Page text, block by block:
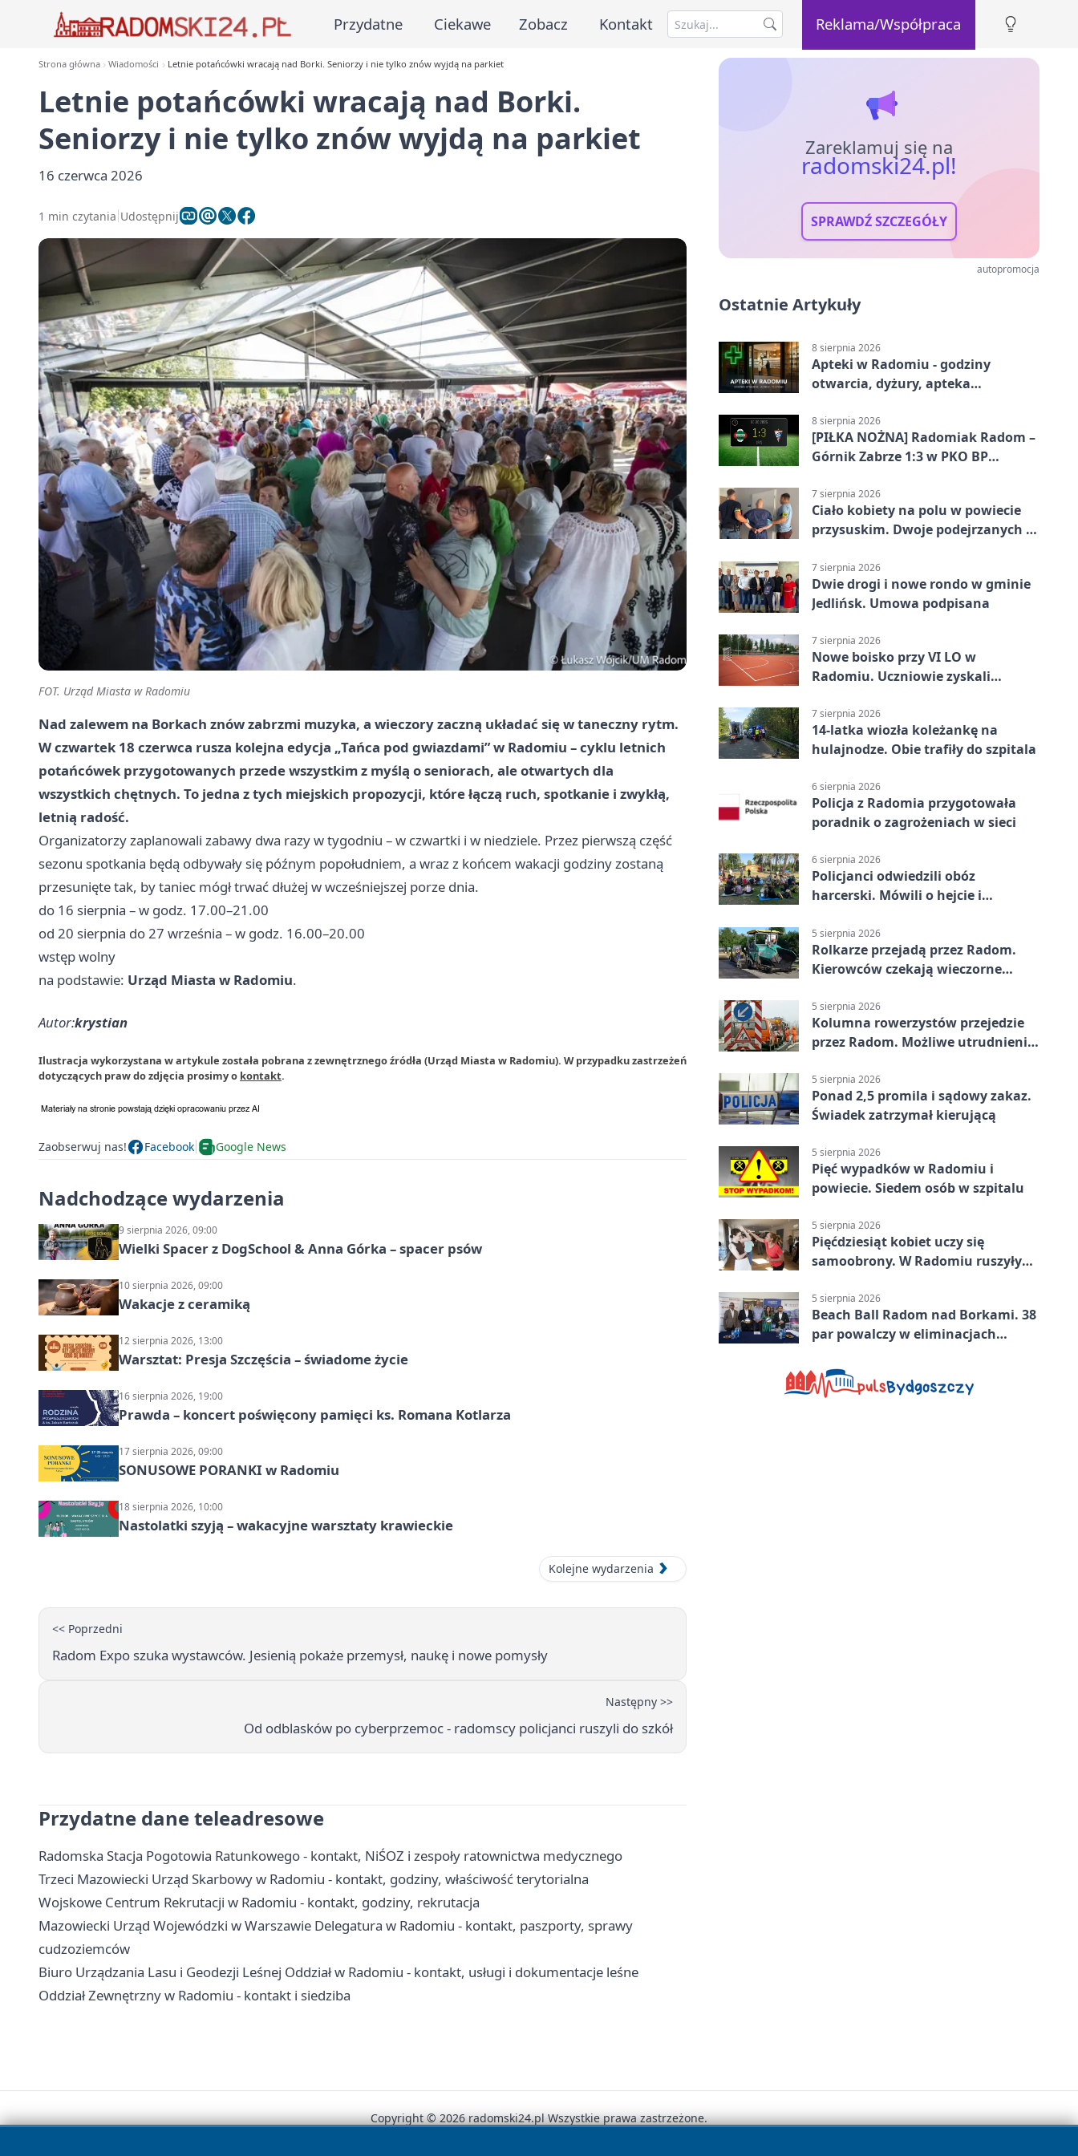
Przydatne Ciekawe Zobacz Kontakt Reklama/Współpraca
Strona główna Wiadomości Letnie potańcówki wracają nad Borki. Seniorzy i nie tylko znów wyjdą na parkiet
Letnie potańcówki wracają nad Borki.
Seniorzy i nie tylko znów wyjdą na parkiet
16 czerwca 2026
1 min czytania Udostępnij
FOT. Urząd Miasta w Radomiu
Nad zalewem na Borkach znów zabrzmi muzyka, a wieczory zaczną układać się w taneczny rytm.
W czwartek 18 czerwca rusza kolejna edycja „Tańca pod gwiazdami” w Radomiu – cyklu letnich
potańcówek przygotowanych przede wszystkim z myślą o seniorach, ale otwartych dla
wszystkich chętnych. To jedna z tych miejskich propozycji, które łączą ruch, spotkanie i zwykłą,
letnią radość.
Organizatorzy zaplanowali zabawy dwa razy w tygodniu – w czwartki i w niedziele. Przez pierwszą część
sezonu spotkania będą odbywały się późnym popołudniem, a wraz z końcem wakacji godziny zostaną
przesunięte tak, by taniec mógł trwać dłużej w wcześniejszej porze dnia.
do 16 sierpnia – w godz. 17.00–21.00
od 20 sierpnia do 27 września – w godz. 16.00–20.00
wstęp wolny
na podstawie: Urząd Miasta w Radomiu.
Autor:krystian
Ilustracja wykorzystana w artykule została pobrana z zewnętrznego źródła (Urząd Miasta w Radomiu). W przypadku zastrzeżeń
dotyczących praw do zdjęcia prosimy o kontakt.
Zaobserwuj nas! Facebook Google News
Nadchodzące wydarzenia
9 sierpnia 2026, 09:00
Wielki Spacer z DogSchool & Anna Górka – spacer psów
10 sierpnia 2026, 09:00
Wakacje z ceramiką
12 sierpnia 2026, 13:00
Warsztat: Presja Szczęścia – świadome życie
16 sierpnia 2026, 19:00
Prawda – koncert poświęcony pamięci ks. Romana Kotlarza
17 sierpnia 2026, 09:00
SONUSOWE PORANKI w Radomiu
18 sierpnia 2026, 10:00
Nastolatki szyją – wakacyjne warsztaty krawieckie
Kolejne wydarzenia
<< Poprzedni
Radom Expo szuka wystawców. Jesienią pokaże przemysł, naukę i nowe pomysły
Następny >>
Od odblasków po cyberprzemoc - radomscy policjanci ruszyli do szkół
Przydatne dane teleadresowe
Radomska Stacja Pogotowia Ratunkowego - kontakt, NiŚOZ i zespoły ratownictwa medycznego
Trzeci Mazowiecki Urząd Skarbowy w Radomiu - kontakt, godziny, właściwość terytorialna
Wojskowe Centrum Rekrutacji w Radomiu - kontakt, godziny, rekrutacja
Mazowiecki Urząd Wojewódzki w Warszawie Delegatura w Radomiu - kontakt, paszporty, sprawy
cudzoziemców
Biuro Urządzania Lasu i Geodezji Leśnej Oddział w Radomiu - kontakt, usługi i dokumentacje leśne
Oddział Zewnętrzny w Radomiu - kontakt i siedziba
Zareklamuj się na
radomski24.pl!
SPRAWDŹ SZCZEGÓŁY
autopromocja
Ostatnie Artykuły
8 sierpnia 2026
Apteki w Radomiu - godziny
otwarcia, dyżury, apteka
8 sierpnia 2026
[PIŁKA NOŻNA] Radomiak Radom –
Górnik Zabrze 1:3 w PKO BP
golami pogrążył gospodarzy
7 sierpnia 2026
Ciało kobiety na polu w powiecie
przysuskim. Dwoje podejrzanych w
7 sierpnia 2026
Dwie drogi i nowe rondo w gminie
Jedlińsk. Umowa podpisana
7 sierpnia 2026
Nowe boisko przy VI LO w
Radomiu. Uczniowie zyskali
7 sierpnia 2026
14-latka wiozła koleżankę na
hulajnodze. Obie trafiły do szpitala
6 sierpnia 2026
Policja z Radomia przygotowała
poradnik o zagrożeniach w sieci
6 sierpnia 2026
Policjanci odwiedzili obóz
harcerski. Mówili o hejcie i
5 sierpnia 2026
Rolkarze przejadą przez Radom.
Kierowców czekają wieczorne
5 sierpnia 2026
Kolumna rowerzystów przejedzie
przez Radom. Możliwe utrudnienia
5 sierpnia 2026
Ponad 2,5 promila i sądowy zakaz.
Świadek zatrzymał kierującą
5 sierpnia 2026
Pięć wypadków w Radomiu i
powiecie. Siedem osób w szpitalu
5 sierpnia 2026
Pięćdziesiąt kobiet uczy się
samoobrony. W Radomiu ruszyły
5 sierpnia 2026
Beach Ball Radom nad Borkami. 38
par powalczy w eliminacjach
Copyright © 2026 radomski24.pl Wszystkie prawa zastrzeżone.